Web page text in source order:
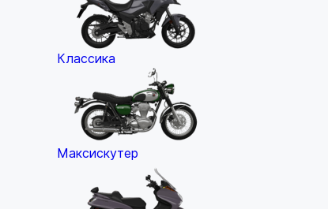
Классика
Максискутер